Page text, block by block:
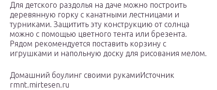
Для детского раздолья на даче можно построить
деревянную горку с канатными лестницами и
турниками. Защитить эту конструкцию от солнца
можно с помощью цветного тента или брезента.
Рядом рекомендуется поставить корзину с
игрушками и напольную доску для рисования мелом.
Домашний боулинг своими рукамиИсточник
rmnt.mirtesen.ru